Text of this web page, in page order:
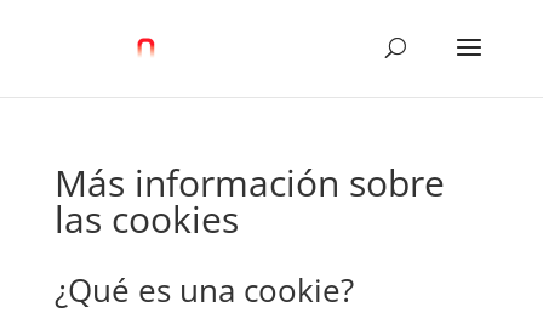
Más información sobre
las cookies
¿Qué es una cookie?